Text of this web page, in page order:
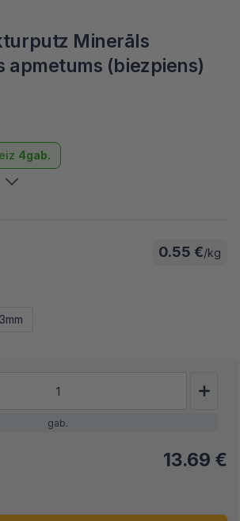
Minerāls
apmetums (biezpiens)
4gab.
0.55 €/kg
3mm
gab.
13.69 €